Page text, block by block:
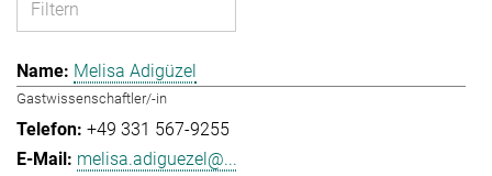
Melisa Adigüzel
Gastwissenschaftler/-in
+49 331 567-9255
melisa.adiguezel@...